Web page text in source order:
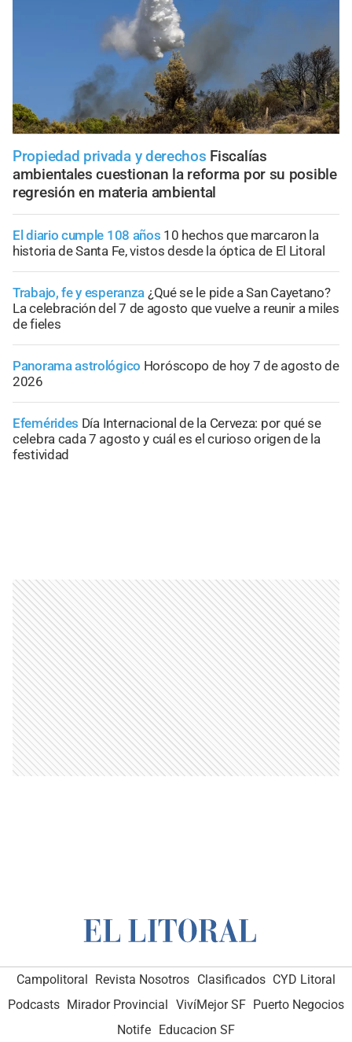
Propiedad privada y derechos Fiscalías
ambientales cuestionan la reforma por su posible
regresión en materia ambiental
El diario cumple 108 años 10 hechos que marcaron la
historia de Santa Fe, vistos desde la óptica de El Litoral
Trabajo, fe y esperanza ¿Qué se le pide a San Cayetano?
La celebración del 7 de agosto que vuelve a reunir a miles
de fieles
Panorama astrológico Horóscopo de hoy 7 de agosto de
2026
Efemérides Día Internacional de la Cerveza: por qué se
celebra cada 7 agosto y cuál es el curioso origen de la
festividad
Campolitoral Revista Nosotros Clasificados CYD Litoral
Podcasts Mirador Provincial VivíMejor SF Puerto Negocios
Notife
Educacion SF